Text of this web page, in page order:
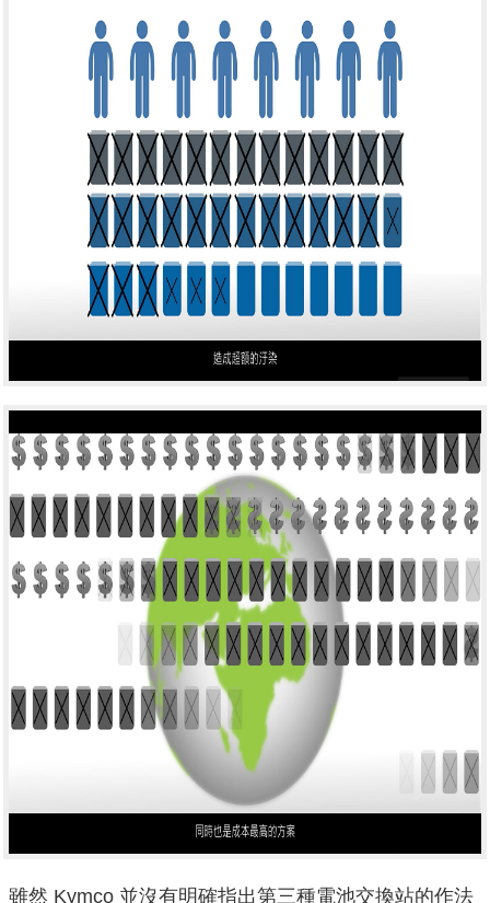
雖然 Kymco 並沒有明確指出第三種電池交換站的作法